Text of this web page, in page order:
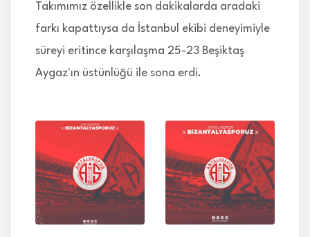
Takımımız özellikle son dakikalarda aradaki
farkı kapattıysa da İstanbul ekibi deneyimiyle
süreyi eritince karşılaşma 25-23 Beşiktaş
Aygaz'ın üstünlüğü ile sona erdi.